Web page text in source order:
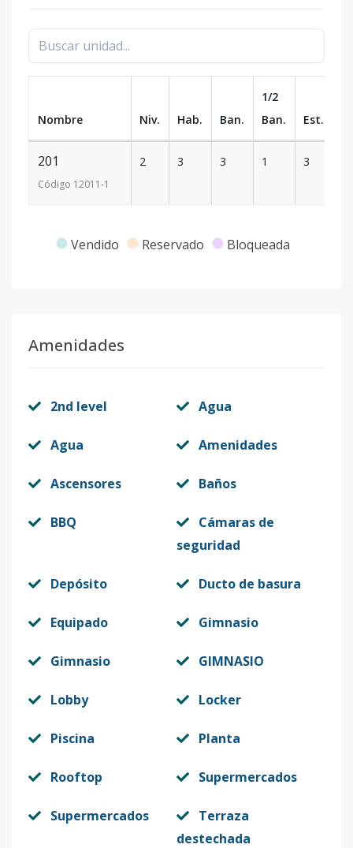
Nombre Niv. Hab. Ban.
1/2
Ban.
Est.
201
Código 12011-1
2 3 3 1 3
Vendido Reservado Bloqueada
Amenidades
2nd level Agua
Agua Amenidades
Ascensores Baños
BBQ
Cámaras de
seguridad
Depósito Ducto de basura
Equipado Gimnasio
Gimnasio GIMNASIO
Lobby Locker
Piscina Planta
Rooftop Supermercados
Supermercados
Terraza
destechada